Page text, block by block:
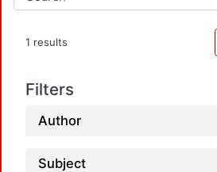
1 results
Filters
Author
Subject